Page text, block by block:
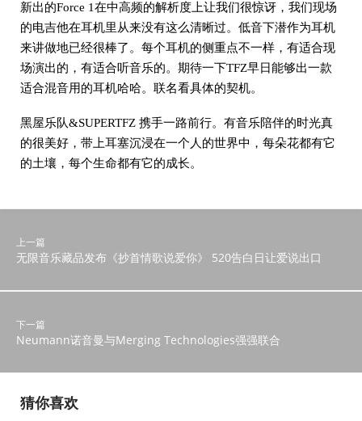
新出的Force 1在中高频的解析度上让我们很惊讶，我们现场
的电吉他在耳机里从来没有这么清晰过。低音下潜作为耳机
来讲做地已经很棒了。每个耳机的侧重点不一样，有适合现
场演出的，有适合听音乐的。期待一下TFZ早日能够出一款
适合混音用的耳机哈哈。联名看具体的契机。
黑屋乐队&SUPERTFZ 携手一路前行。有音乐陪伴的时光真
的很美好，带上耳塞沉浸在一个人的世界中，每朵花都有它
的土壤，每个生命都有它的成长。
上一篇
无限音乐藏品发布《抄首情歌说爱你》 520告白日让爱说出口
下一篇
Neumann诺音曼与Merging Technologies强强联合
猜你喜欢